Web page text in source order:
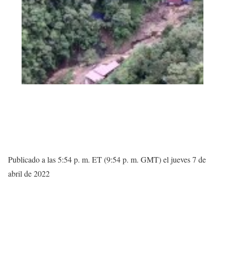
Publicado a las 5:54 p. m. ET (9:54 p. m. GMT) el jueves 7 de
abril de 2022